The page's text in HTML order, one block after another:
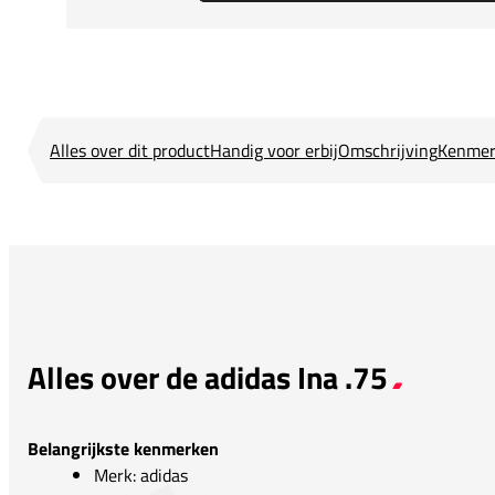
Alles over dit productHandig voor erbijOmschrijving
Alles over de adidas Ina .75
Belangrijkste kenmerken
Merk: adidas